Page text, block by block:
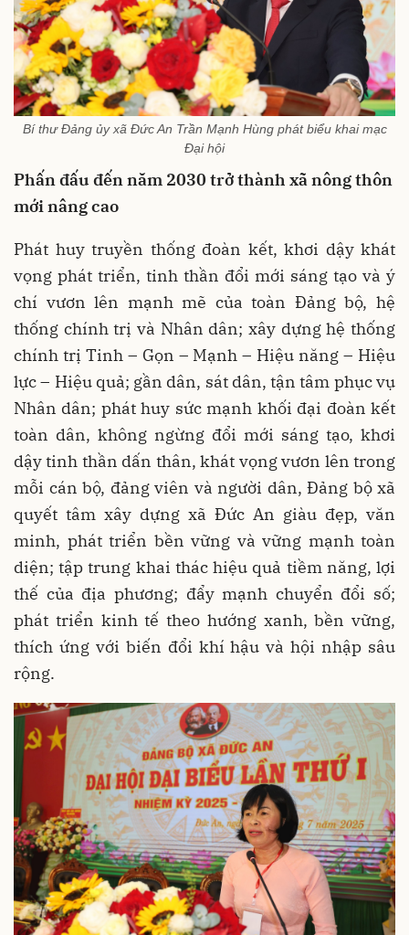
Bí thư Đảng ủy xã Đức An Trần Mạnh Hùng phát biểu khai mạc
Đại hội
Phấn đấu đến năm 2030 trở thành xã nông thôn
mới nâng cao
Phát huy truyền thống đoàn kết, khơi dậy khát
vọng phát triển, tinh thần đổi mới sáng tạo và ý
chí vươn lên mạnh mẽ của toàn Đảng bộ, hệ
thống chính trị và Nhân dân; xây dựng hệ thống
chính trị Tinh – Gọn – Mạnh – Hiệu năng – Hiệu
lực – Hiệu quả; gần dân, sát dân, tận tâm phục vụ
Nhân dân; phát huy sức mạnh khối đại đoàn kết
toàn dân, không ngừng đổi mới sáng tạo, khơi
dậy tinh thần dấn thân, khát vọng vươn lên trong
mỗi cán bộ, đảng viên và người dân, Đảng bộ xã
quyết tâm xây dựng xã Đức An giàu đẹp, văn
minh, phát triển bền vững và vững mạnh toàn
diện; tập trung khai thác hiệu quả tiềm năng, lợi
thế của địa phương; đẩy mạnh chuyển đổi số;
phát triển kinh tế theo hướng xanh, bền vững,
thích ứng với biến đổi khí hậu và hội nhập sâu
rộng.